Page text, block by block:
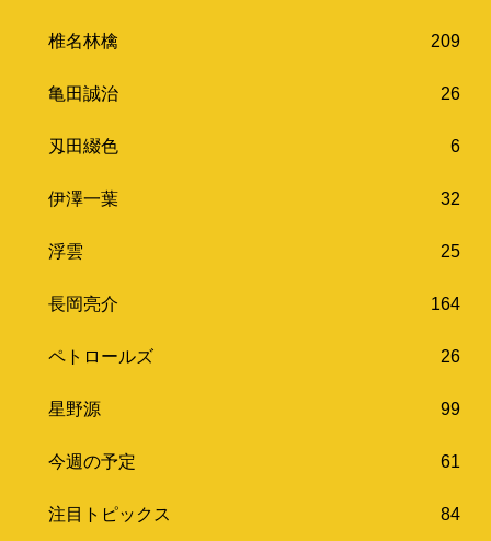
椎名林檎 209
亀田誠治 26
刄田綴色 6
伊澤一葉 32
浮雲 25
長岡亮介 164
ペトロールズ 26
星野源 99
今週の予定 61
注目トピックス 84